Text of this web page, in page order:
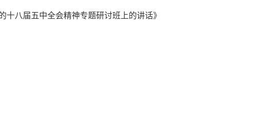
八届五中全会精神专题研讨班上的讲话》